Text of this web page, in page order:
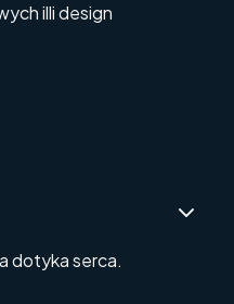
illi design
dotyka serca.